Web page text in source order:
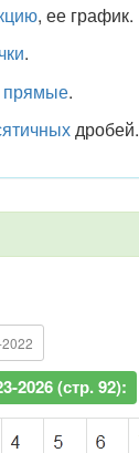
, ее график.
.
прямые.
дробей.
2026 (стр. 92):